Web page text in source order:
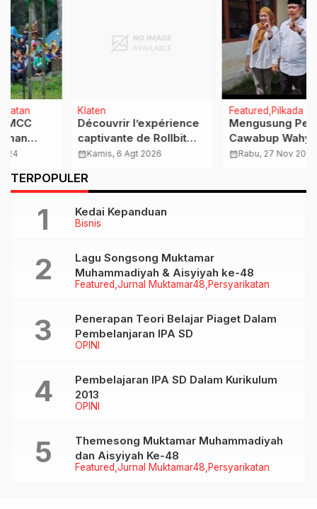
Klaten
Découvrir l’expérience
captivante de Rollbit
Avis et ses secrets
Kamis, 6 Agt 2026
Pilkada Serentak
Mengusung Perubahan,
Cawabup Wahyu Adhi
Dhermawan Tanggapi
Rabu, 27 Nov 2024
…
TERPOPULER
Bisnis
Kedai Kepanduan
Featured Jurnal Muktamar48 Persyarikatan
Lagu Songsong Muktamar
Muhammadiyah & Aisyiyah ke-48
OPINI
Penerapan Teori Belajar Piaget Dalam
Pembelanjaran IPA SD
OPINI
Pembelajaran IPA SD Dalam Kurikulum
2013
Featured Jurnal Muktamar48 Persyarikatan
Themesong Muktamar Muhammadiyah
dan Aisyiyah Ke-48